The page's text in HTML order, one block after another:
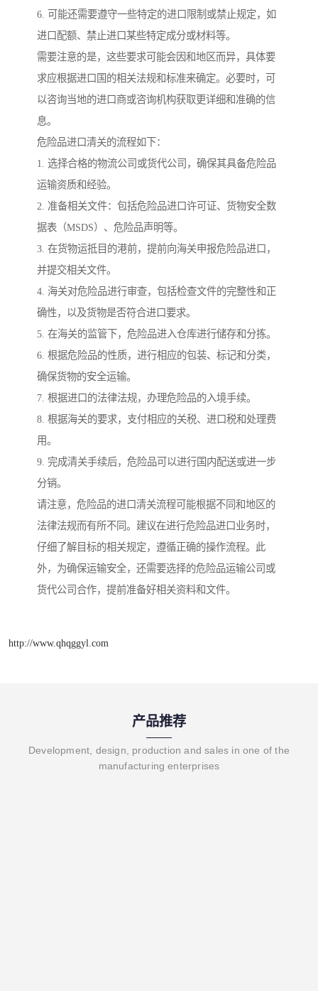
6. 可能还需要遵守一些特定的进口限制或禁止规定，如
进口配额、禁止进口某些特定成分或材料等。
需要注意的是，这些要求可能会因和地区而异，具体要
求应根据进口国的相关法规和标准来确定。必要时，可
以咨询当地的进口商或咨询机构获取更详细和准确的信
息。
危险品进口清关的流程如下：
1. 选择合格的物流公司或货代公司，确保其具备危险品
运输资质和经验。
2. 准备相关文件：包括危险品进口许可证、货物安全数
据表（MSDS）、危险品声明等。
3. 在货物运抵目的港前，提前向海关申报危险品进口，
并提交相关文件。
4. 海关对危险品进行审查，包括检查文件的完整性和正
确性，以及货物是否符合进口要求。
5. 在海关的监管下，危险品进入仓库进行储存和分拣。
6. 根据危险品的性质，进行相应的包装、标记和分类，
确保货物的安全运输。
7. 根据进口的法律法规，办理危险品的入境手续。
8. 根据海关的要求，支付相应的关税、进口税和处理费
用。
9. 完成清关手续后，危险品可以进行国内配送或进一步
分销。
请注意，危险品的进口清关流程可能根据不同和地区的
法律法规而有所不同。建议在进行危险品进口业务时，
仔细了解目标的相关规定，遵循正确的操作流程。此
外，为确保运输安全，还需要选择的危险品运输公司或
货代公司合作，提前准备好相关资料和文件。
http://www.qhqggyl.com
产品推荐
Development, design, production and sales in one of the
manufacturing enterprises